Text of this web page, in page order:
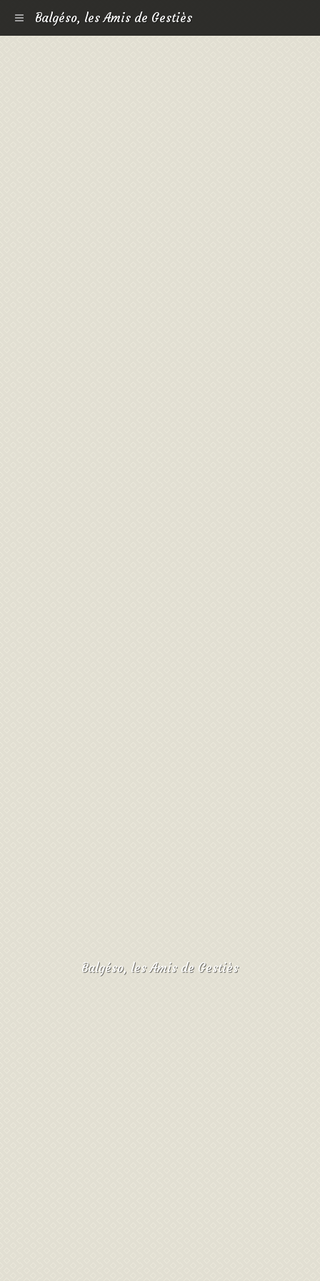
Balgéso, les Amis de Gestiès
Balgéso, les Amis de Gestiès